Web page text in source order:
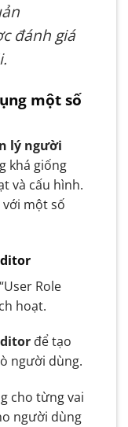
đánh giá
một số
lý người
khá giống
và cấu hình.
một số
Role
hoạt.
để tạo
người dùng.
cho từng vai
người dùng